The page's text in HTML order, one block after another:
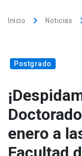
Biblioteca launch
Inicio
Quiénes somos
Inicio keyboard_arrow_right Noticias
Postgrado
enero a